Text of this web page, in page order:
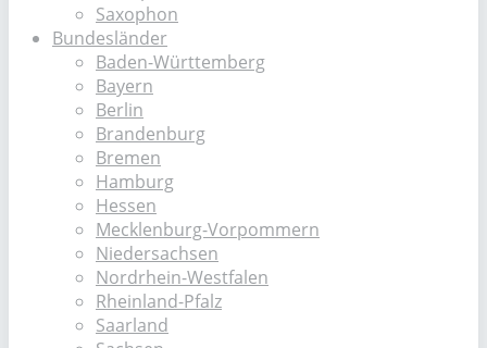
Saxophon
Bundesländer
Baden-Württemberg
Bayern
Berlin
Brandenburg
Bremen
Hamburg
Hessen
Mecklenburg-Vorpommern
Niedersachsen
Nordrhein-Westfalen
Rheinland-Pfalz
Saarland